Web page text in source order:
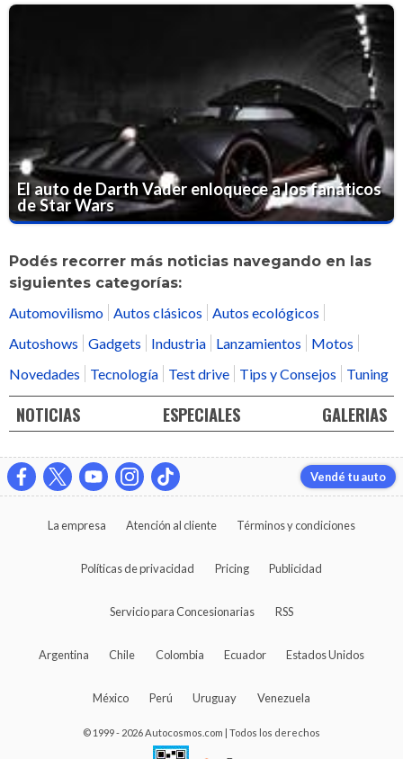
El auto de Darth Vader enloquece a los fanáticos
de Star Wars
Podés recorrer más noticias navegando en las
siguientes categorías:
Automovilismo Autos clásicos
Autos ecológicos
Autoshows
Gadgets Industria Lanzamientos
Motos
Novedades
Tecnología Test drive Tips y Consejos Tuning
NOTICIAS ESPECIALES GALERIAS
Vendé tu auto
La empresa Atención al cliente Términos y condiciones
Políticas de privacidad Pricing Publicidad
Servicio para Concesionarias RSS
Argentina Chile Colombia Ecuador Estados Unidos
México Perú Uruguay Venezuela
© 1999 - 2026 Autocosmos.com | Todos los derechos